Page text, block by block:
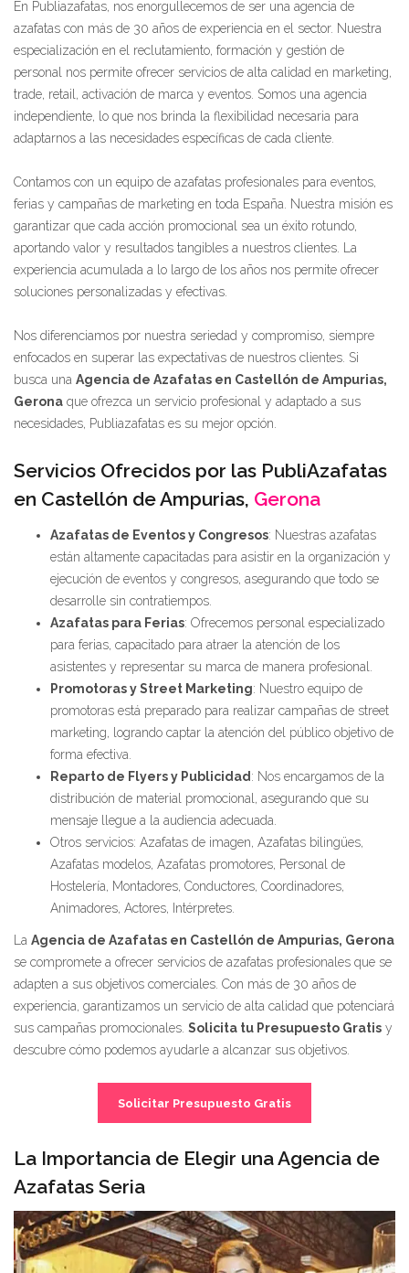
En Publiazafatas, nos enorgullecemos de ser una agencia de
azafatas con más de 30 años de experiencia en el sector. Nuestra
especialización en el reclutamiento, formación y gestión de
personal nos permite ofrecer servicios de alta calidad en marketing,
trade, retail, activación de marca y eventos. Somos una agencia
independiente, lo que nos brinda la flexibilidad necesaria para
adaptarnos a las necesidades específicas de cada cliente.
Contamos con un equipo de azafatas profesionales para eventos,
ferias y campañas de marketing en toda España. Nuestra misión es
garantizar que cada acción promocional sea un éxito rotundo,
aportando valor y resultados tangibles a nuestros clientes. La
experiencia acumulada a lo largo de los años nos permite ofrecer
soluciones personalizadas y efectivas.
Nos diferenciamos por nuestra seriedad y compromiso, siempre
enfocados en superar las expectativas de nuestros clientes. Si
busca una Agencia de Azafatas en Castellón de Ampurias,
Gerona que ofrezca un servicio profesional y adaptado a sus
necesidades, Publiazafatas es su mejor opción.
Servicios Ofrecidos por las PubliAzafatas
en Castellón de Ampurias, Gerona
Azafatas de Eventos y Congresos: Nuestras azafatas
están altamente capacitadas para asistir en la organización y
ejecución de eventos y congresos, asegurando que todo se
desarrolle sin contratiempos.
Azafatas para Ferias: Ofrecemos personal especializado
para ferias, capacitado para atraer la atención de los
asistentes y representar su marca de manera profesional.
Promotoras y Street Marketing: Nuestro equipo de
promotoras está preparado para realizar campañas de street
marketing, logrando captar la atención del público objetivo de
forma efectiva.
Reparto de Flyers y Publicidad : Nos encargamos de la
distribución de material promocional, asegurando que su
mensaje llegue a la audiencia adecuada.
Otros servicios: Azafatas de imagen, Azafatas bilingües,
Azafatas modelos, Azafatas promotores, Personal de
Hostelería, Montadores, Conductores, Coordinadores,
Animadores, Actores, Intérpretes.
La Agencia de Azafatas en Castellón de Ampurias, Gerona
se compromete a ofrecer servicios de azafatas profesionales que se
adapten a sus objetivos comerciales. Con más de 30 años de
experiencia, garantizamos un servicio de alta calidad que potenciará
sus campañas promocionales. Solicita tu Presupuesto Gratis y
descubre cómo podemos ayudarle a alcanzar sus objetivos.
Solicitar Presupuesto Gratis
La Importancia de Elegir una Agencia de
Azafatas Seria